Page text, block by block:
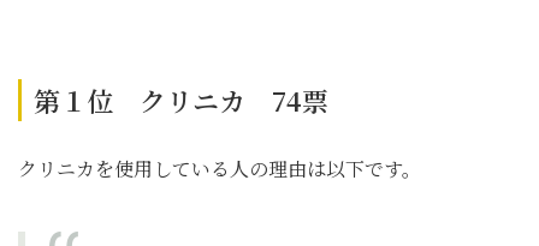
第１位 クリニカ 74票
クリニカを使用している人の理由は以下です。